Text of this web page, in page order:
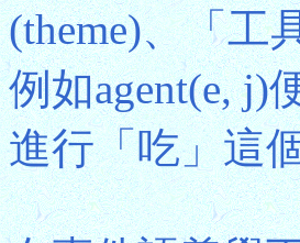
(theme)、「工
例如agent(e, j)
進行「吃」這